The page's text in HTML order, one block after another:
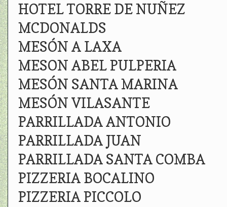
HOTEL TORRE DE NUÑEZ
MCDONALDS
MESÓN A LAXA
MESON ABEL PULPERIA
MESÓN SANTA MARINA
MESÓN VILASANTE
PARRILLADA ANTONIO
PARRILLADA JUAN
PARRILLADA SANTA COMBA
PIZZERIA BOCALINO
PIZZERIA PICCOLO